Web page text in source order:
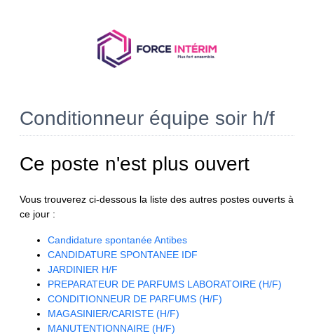
Conditionneur équipe soir h/f
Ce poste n'est plus ouvert
Vous trouverez ci-dessous la liste des autres postes ouverts à
ce jour :
Candidature spontanée Antibes
CANDIDATURE SPONTANEE IDF
JARDINIER H/F
PREPARATEUR DE PARFUMS LABORATOIRE (H/F)
CONDITIONNEUR DE PARFUMS (H/F)
MAGASINIER/CARISTE (H/F)
MANUTENTIONNAIRE (H/F)